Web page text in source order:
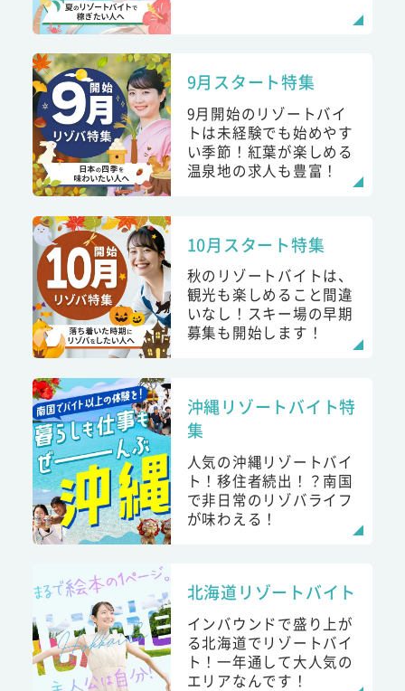
9月スタート特集
9月開始のリゾートバイ
トは未経験でも始めやす
い季節！紅葉が楽しめる
温泉地の求人も豊富！
10月スタート特集
秋のリゾートバイトは、
観光も楽しめること間違
いなし！スキー場の早期
募集も開始します！
沖縄リゾートバイト特
集
人気の沖縄リゾートバイ
ト！移住者続出！？南国
で非日常のリゾバライフ
が味わえる！
北海道リゾートバイト
インバウンドで盛り上が
る北海道でリゾートバイ
ト！一年通して大人気の
エリアなんです！